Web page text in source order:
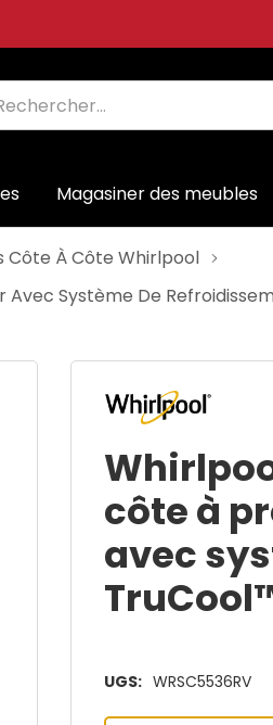
Magasiner des meubles
Côte À Côte Whirlpool
Système De
côte à
avec
UGS: WRSC5536RV